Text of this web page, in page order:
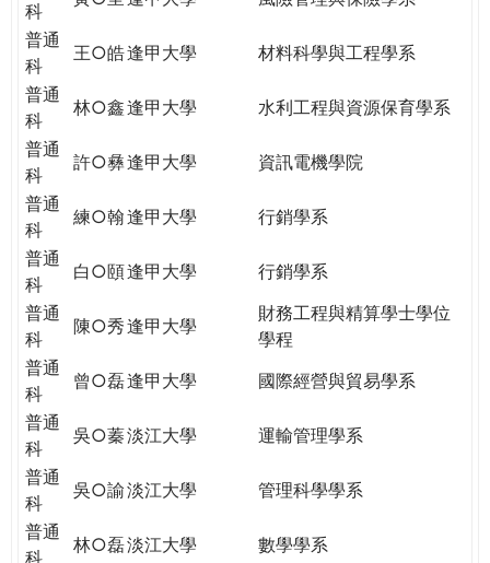
科
普通
科
王○皓逢甲大學
材料科學與工程學系
普通
科
林○鑫逢甲大學
水利工程與資源保育學系
普通
科
許○彝逢甲大學
資訊電機學院
普通
科
練○翰逢甲大學
行銷學系
普通
科
白○頤逢甲大學
行銷學系
普通
科
陳○秀逢甲大學
財務工程與精算學士學位
學程
普通
科
曾○磊逢甲大學
國際經營與貿易學系
普通
科
吳○蓁淡江大學
運輸管理學系
普通
科
吳○諭淡江大學
管理科學學系
普通
科
林○磊淡江大學
數學學系